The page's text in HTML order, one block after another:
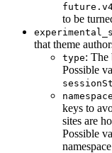
to be
that theme
type: The
Possible
namespace
keys to
sites are
Possible